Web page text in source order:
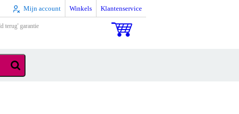
Mijn account Winkels Klantenservice
terug' garantie